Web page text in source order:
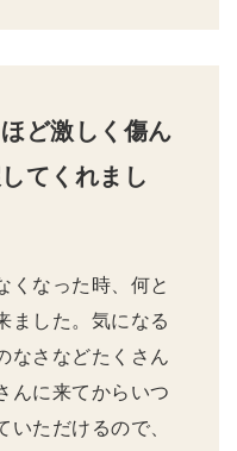
ど激しく傷ん
てくれまし
くなった時、何と
ました。気になる
なさなどたくさん
んに来てからいつ
ただけるので、